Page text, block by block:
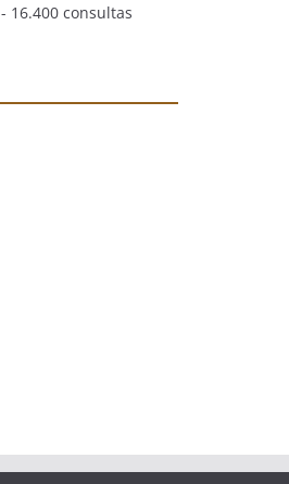
- 16.400 consultas